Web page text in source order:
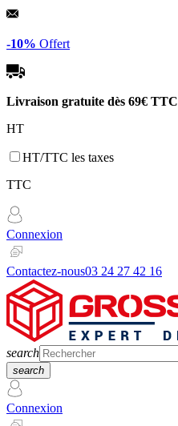
Panneau de gestion des cookies
-10% Offert
Livraison gratuite dès 69€ TTC
HT
HT/TTC les taxes
TTC
Connexion
Contactez-nous03 24 27 42 16
search
search
Connexion